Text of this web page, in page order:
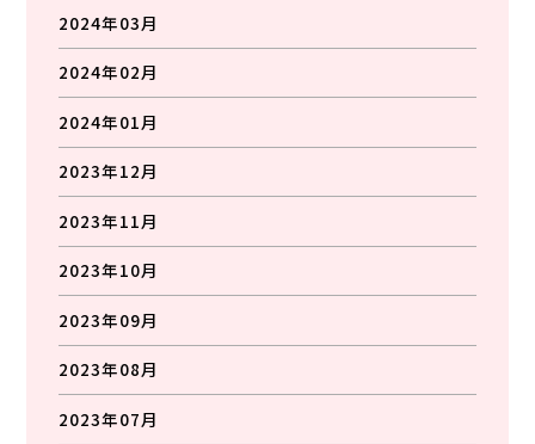
2024年03月
2024年02月
2024年01月
2023年12月
2023年11月
2023年10月
2023年09月
2023年08月
2023年07月